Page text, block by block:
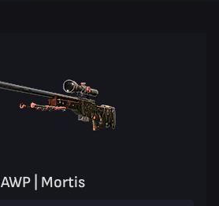
AWP | Mortis